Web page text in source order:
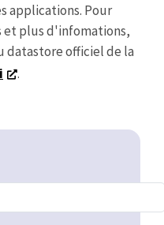
applications. Pour
et plus d'infomations,
datastore officiel de la
.